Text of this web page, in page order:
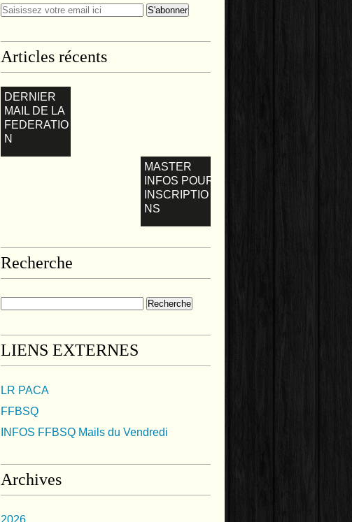
Articles récents
DERNIER
MAIL DE LA
FEDERATIO
N
MASTER
INFOS POUR
INSCRIPTIO
NS
Recherche
LIENS EXTERNES
LR PACA
FFBSQ
INFOS FFBSQ Mails du Vendredi
Archives
2026